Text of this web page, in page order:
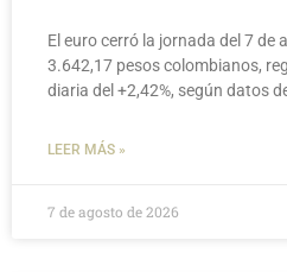
El euro cerró la jornada del 7 de
3.642,17 pesos colombianos,
diaria del +2,42%, según datos
LEER MÁS »
7 de agosto de 2026